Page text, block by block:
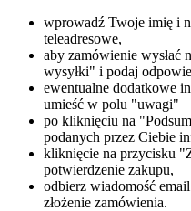
wprowadź Twoje imię i
teleadresowe,
aby zamówienie wysłać
wysyłki" i podaj
ewentualne dodatkowe
umieść w polu "uwagi"
po kliknięciu na
podanych przez Ciebie
kliknięcie na przycisku
potwierdzenie zakupu,
odbierz wiadomość
złożenie zamówienia.